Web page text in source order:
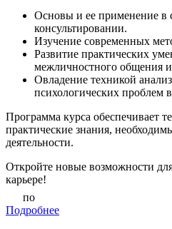
Основы и ее применение в
консультировании.
Изучение современных
Развитие практических
межличностного общения
Овладение техникой
психологических проблем
Программа курса обеспечивает
практические знания,
деятельности.
Откройте новые возможности
карьере!
по
Подробнее